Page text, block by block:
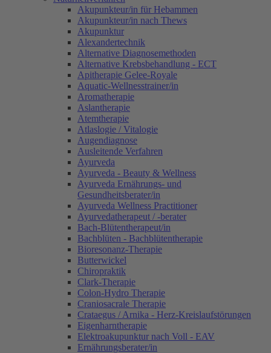
Akupunkteur/in für Hebammen
Akupunkteur/in nach Thews
Akupunktur
Alexandertechnik
Alternative Diagnosemethoden
Alternative Krebsbehandlung - ECT
Apitherapie Gelee-Royale
Aquatic-Wellnesstrainer/in
Aromatherapie
Aslantherapie
Atemtherapie
Atlaslogie / Vitalogie
Augendiagnose
Ausleitende Verfahren
Ayurveda
Ayurveda - Beauty & Wellness
Ayurveda Ernährungs- und
Gesundheitsberater/in
Ayurveda Wellness Practitioner
Ayurvedatherapeut / -berater
Bach-Blütentherapeut/in
Bachblüten - Bachblütentherapie
Bioresonanz-Therapie
Butterwickel
Chiropraktik
Clark-Therapie
Colon-Hydro Therapie
Craniosacrale Therapie
Crataegus / Arnika - Herz-Kreislaufstörungen
Eigenharntherapie
Elektroakupunktur nach Voll - EAV
Ernährungsberater/in